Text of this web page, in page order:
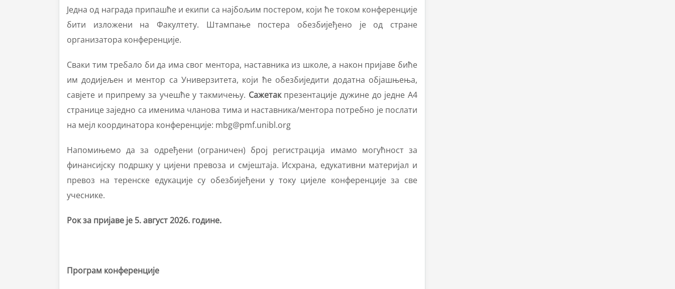
Једна од награда припашће и екипи са најбољим постером, који ће током конференције
бити изложени на Факултету. Штампање постера обезбијеђено је од стране
организатора конференције.
Сваки тим требало би да има свог ментора, наставника из школе, а након пријаве биће
им додијељен и ментор са Универзитета, који ће обезбиједити додатна објашњења,
савјете и припрему за учешће у такмичењу. Сажетак презентације дужине до једне А4
странице заједно са именима чланова тима и наставника/ментора потребно је послати
на мејл координатора конференције: mbg@pmf.unibl.org
Напомињемо да за одређени (ограничен) број регистрација имамо могућност за
финансијску подршку у цијени превоза и смјештаја. Исхрана, едукативни материјал и
превоз на теренске едукације су обезбијеђени у току цијеле конференције за све
учеснике.
Рок за пријаве је 5. август 2026. године.
Програм конференције